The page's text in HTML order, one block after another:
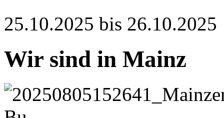
25.10.2025 bis 26.10.2025
Wir sind in Mainz